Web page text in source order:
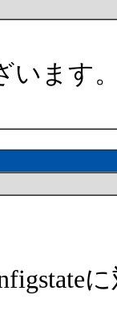
います